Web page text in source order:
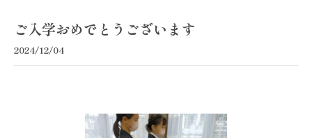
ご入学おめでとうございます
2024/12/04